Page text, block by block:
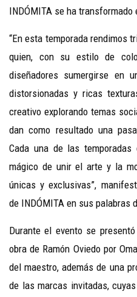
INDÓMITA se ha transformado
“En esta temporada rendimos
quien, con su estilo de
diseñadores sumergirse en
distorsionadas y ricas
creativo explorando temas
dan como resultado una
Cada una de las
mágico de unir el arte y la
únicas y exclusivas”,
de INDÓMITA en sus palabras
Durante el evento se
obra de Ramón Oviedo por
del maestro, además de una
de las marcas invitadas,